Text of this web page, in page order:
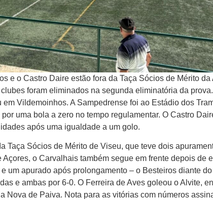
e o Castro Daire estão fora da Taça Sócios de Mérito
foram eliminados na segunda eliminatória da
Vildemoinhos. A Sampedrense foi ao Estádio dos
uma bola a zero no tempo regulamentar. O Castro
após uma igualdade a um golo.
Taça Sócios de Mérito de Viseu, que teve dois
Açores, o Carvalhais também segue em frente depois de
um apurado após prolongamento – o Besteiros diante
e ambas por 6-0. O Ferreira de Aves goleou o Alvite,
Nova de Paiva. Nota para as vitórias com números